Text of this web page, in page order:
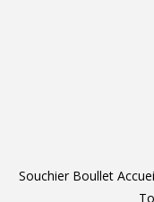
Souchier Boullet